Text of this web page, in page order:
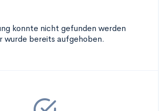
konnte nicht gefunden werden
wurde bereits aufgehoben.